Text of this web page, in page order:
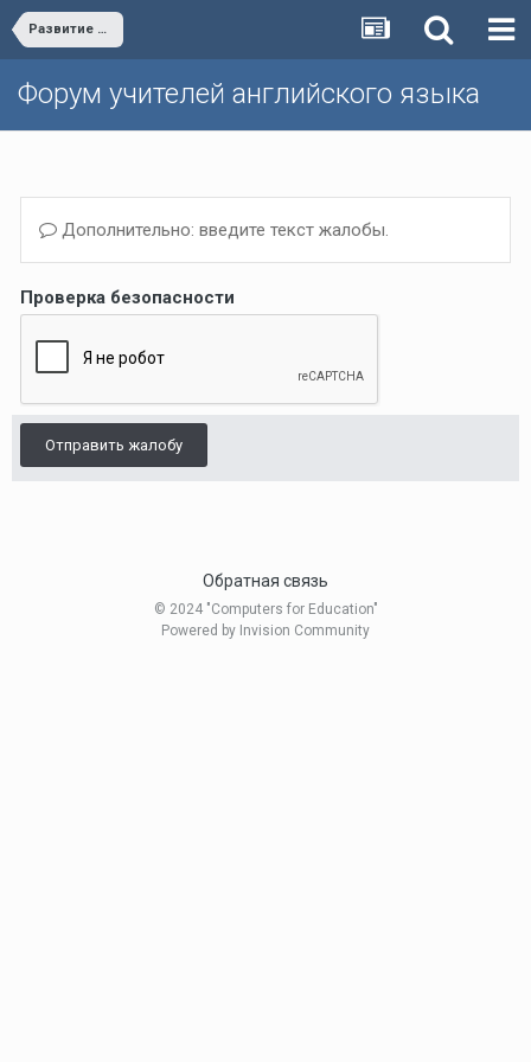
Развитие форума/Forum development
Форум учителей английского языка
Дополнительно: введите текст жалобы.
Проверка безопасности
Отправить жалобу
Обратная связь
© 2024 "Computers for Education"
Powered by Invision Community